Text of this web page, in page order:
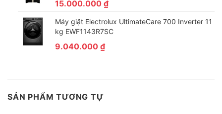
15.000.000 ₫
Máy giặt Electrolux UltimateCare 700 Inverter 11
kg EWF1143R7SC
9.040.000 ₫
SẢN PHẨM TƯƠNG TỰ